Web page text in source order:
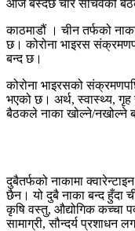
काठमाडौं । चीन तर्फको
छ। कोरोना भाइरस
बन्द छ।
कोरोना भाइरसको
भएको छ। अर्थ, स्वास्थ्य,
बैठकले नाका खोल्ने/नखोल्ने
दुबैतर्फको नाकामा
छैन। यो दुबै नाका बन्द हुँदा
कृषि वस्तु, औद्योगिक कच्चा
सामाग्री, सौन्दर्य प्रशाधन